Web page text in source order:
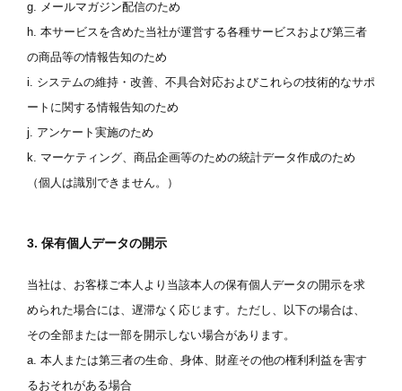
g. メールマガジン配信のため
h. 本サービスを含めた当社が運営する各種サービスおよび第三者
の商品等の情報告知のため
i. システムの維持・改善、不具合対応およびこれらの技術的なサポ
ートに関する情報告知のため
j. アンケート実施のため
k. マーケティング、商品企画等のための統計データ作成のため
（個人は識別できません。）
3. 保有個人データの開示
当社は、お客様ご本人より当該本人の保有個人データの開示を求
められた場合には、遅滞なく応じます。ただし、以下の場合は、
その全部または一部を開示しない場合があります。
a. 本人または第三者の生命、身体、財産その他の権利利益を害す
るおそれがある場合